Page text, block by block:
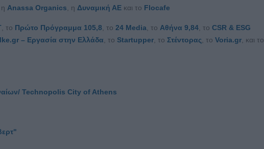
Anassa Organics, η Δυναμική ΑΕ και το Flocafe
, το Πρώτο Πρόγραμμα 105,8, το 24 Media, το Αθήνα 9,84, το CSR & ESG
gr – Εργασία στην Ελλάδα, το Startupper, το Στέντορας, το Voria.gr, και το
/ Technopolis City of Athens